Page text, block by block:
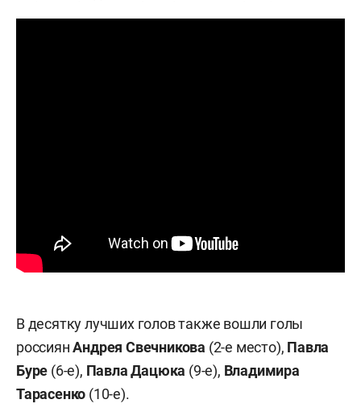
В десятку лучших голов также вошли голы
россиянАндрея Свечникова (2-е место), Павла
Буре (6-е), Павла Дацюка (9-е), Владимира
Тарасенко (10-е).